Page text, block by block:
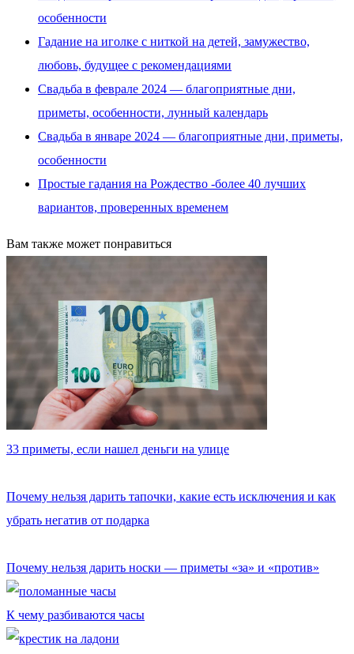
особенности
Гадание на иголке с ниткой на детей, замужество,
любовь, будущее с рекомендациями
Свадьба в феврале 2024 — благоприятные дни,
приметы, особенности, лунный календарь
Свадьба в январе 2024 — благоприятные дни, приметы,
особенности
Простые гадания на Рождество -более 40 лучших
вариантов, проверенных временем
Вам также может понравиться
33 приметы, если нашел деньги на улице
Почему нельзя дарить тапочки, какие есть исключения и как
убрать негатив от подарка
Почему нельзя дарить носки — приметы «за» и «против»
К чему разбиваются часы